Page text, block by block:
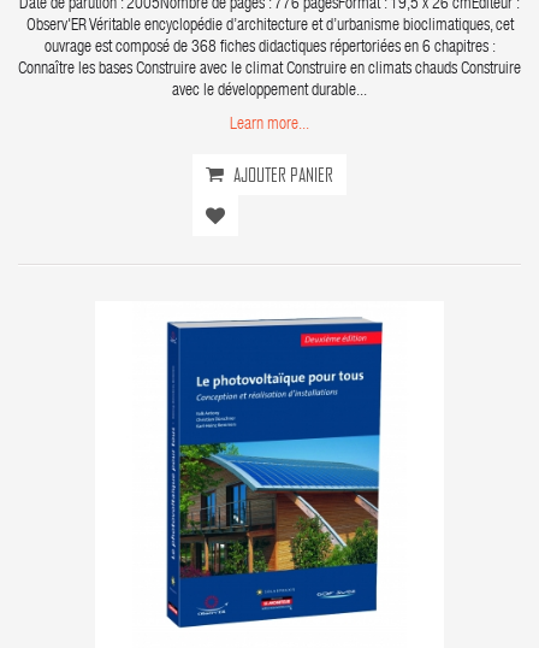
Traité D'architecture Et D'urbanisme...
85,00 €
Observ'ER Véritable encyclopédie d’architecture et d’urbanisme bioclimatiques, cet
Connaître les bases Construire avec le climat Construire en climats chauds Construire